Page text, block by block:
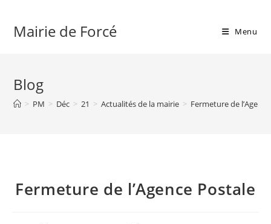
contentMairie de Forcé Menu
Blog
> PM > Déc > 21 > Actualités de la mairie > Fermeture de
Fermeture de l’Agence Postale